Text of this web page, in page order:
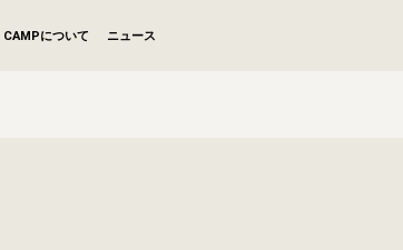
CAMPについて ニュース